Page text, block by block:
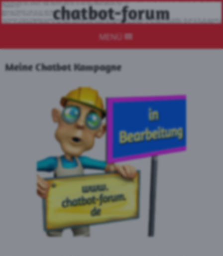
chatbot-forum
MENÜ
Meine Chatbot Kampagne